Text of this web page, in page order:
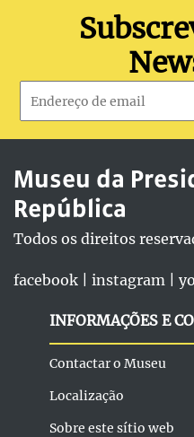
Museu da
República
Todos os direitos
facebook instagram
INFORMAÇÕES E
Contactar o Museu
Localização
Sobre este sítio web